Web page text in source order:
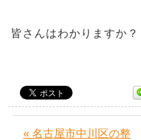
皆さんはわかりますか？
« 名古屋市中川区の整